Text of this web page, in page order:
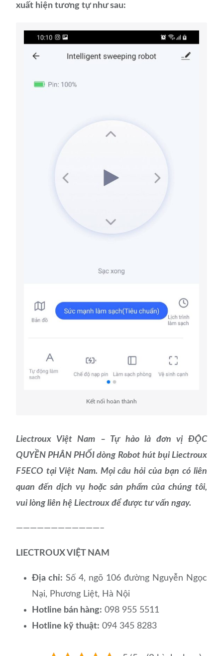
xuất hiện tương tự như sau:
Kết nối hoàn thành
Liectroux Việt Nam – Tự hào là đơn vị ĐỘC
QUYỀN PHÂN PHỐI dòng Robot hút bụi Liectroux
F5ECO tại Việt Nam. Mọi câu hỏi của bạn có liên
quan đến dịch vụ hoặc sản phẩm của chúng tôi,
vui lòng liên hệ Liectroux để được tư vấn ngay.
————————————–
LIECTROUX VIỆT NAM
Địa chỉ: Số 4, ngõ 106 đường Nguyễn Ngọc
Nại, Phương Liệt, Hà Nội
Hotline bán hàng: 098 955 5511
Hotline kỹ thuật: 094 345 8283